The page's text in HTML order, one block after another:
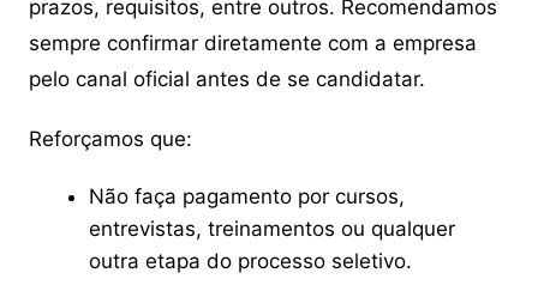
prazos, requisitos, entre outros. Recomendamos
sempre confirmar diretamente com a empresa
pelo canal oficial antes de se candidatar.
Reforçamos que:
Não faça pagamento por cursos,
entrevistas, treinamentos ou qualquer
outra etapa do processo seletivo.